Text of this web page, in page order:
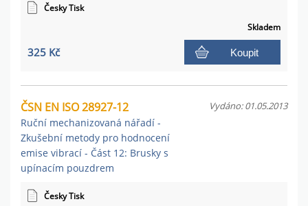
Česky Tisk
Skladem
325 Kč Koupit
ČSN EN ISO 28927-12
Ruční mechanizovaná nářadí -
Zkušební metody pro hodnocení
emise vibrací - Část 12: Brusky s
upínacím pouzdrem
Vydáno: 01.05.2013
Česky Tisk